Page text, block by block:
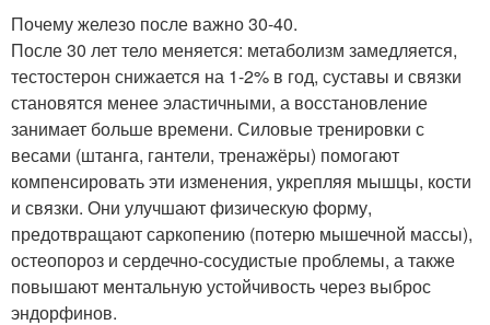
Почему железо после важно 30-40.
После 30 лет тело меняется: метаболизм замедляется,
тестостерон снижается на 1-2% в год, суставы и связки
становятся менее эластичными, а восстановление
занимает больше времени. Силовые тренировки с
весами (штанга, гантели, тренажёры) помогают
компенсировать эти изменения, укрепляя мышцы, кости
и связки. Они улучшают физическую форму,
предотвращают саркопению (потерю мышечной массы),
остеопороз и сердечно-сосудистые проблемы, а также
повышают ментальную устойчивость через выброс
эндорфинов.